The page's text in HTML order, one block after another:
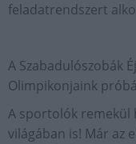
feladatrendszert
A Szabadulószobák
Olimpikonjaink
A sportolók remekül
világában is! Már az